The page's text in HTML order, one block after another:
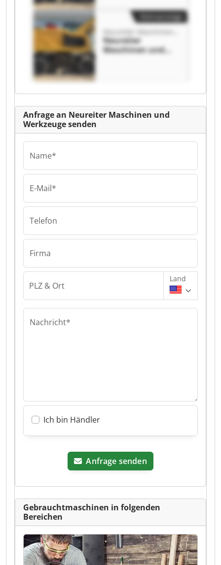
Maschinen und
Werkzeuge
Neureiter
Maschinen und
Kleinanzeige
Anfrage an Neureiter Maschinen und
Werkzeuge senden
Name*
E-Mail*
Telefon
Firma
PLZ & Ort
Land
Nachricht*
Ich bin Händler
Anfrage senden
Gebrauchtmaschinen in folgenden
Bereichen